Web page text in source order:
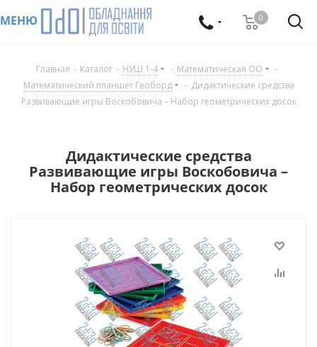
МЕНЮ 0
Главная - Каталог - НУШ 1-4 - Математическая ОО
-
Математический планшет Геоборд
- Дидактические средства
Развивающие игры Воскобовича – Набор геометрических досок
Дидактические средства
Развивающие игры Воскобовича –
Набор геометрических досок